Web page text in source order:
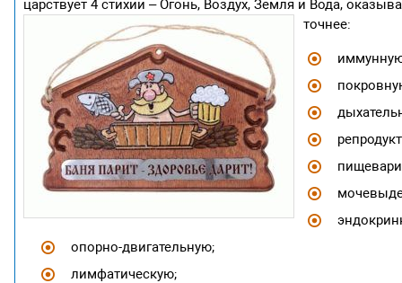
царствует 4 стихии – Огонь, Воздух, Земля и Вода,
точнее:
опорно-двигательную;
лимфатическую;